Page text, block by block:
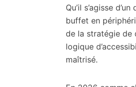
Qu’il s’agisse
buffet en
de la stratégie de
logique
maîtrisé.